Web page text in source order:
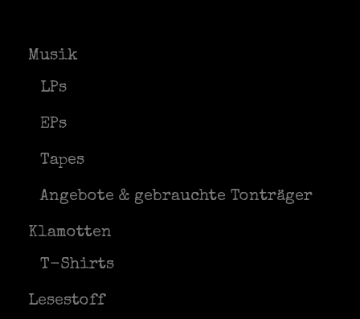
Musik
LPs
EPs
Tapes
Angebote & gebrauchte Tonträger
Klamotten
T-Shirts
Lesestoff